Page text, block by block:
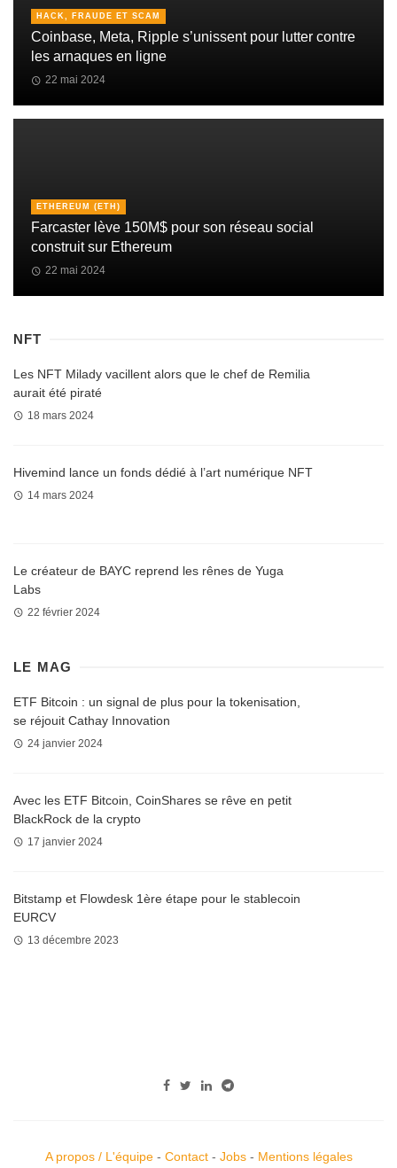
HACK, FRAUDE ET SCAM
Coinbase, Meta, Ripple s’unissent pour lutter contre
les arnaques en ligne
22 mai 2024
ETHEREUM (ETH)
Farcaster lève 150M$ pour son réseau social
construit sur Ethereum
22 mai 2024
NFT
Les NFT Milady vacillent alors que le chef de Remilia
aurait été piraté
18 mars 2024
Hivemind lance un fonds dédié à l’art numérique NFT
14 mars 2024
Le créateur de BAYC reprend les rênes de Yuga
Labs
22 février 2024
LE MAG
ETF Bitcoin : un signal de plus pour la tokenisation,
se réjouit Cathay Innovation
24 janvier 2024
Avec les ETF Bitcoin, CoinShares se rêve en petit
BlackRock de la crypto
17 janvier 2024
Bitstamp et Flowdesk 1ère étape pour le stablecoin
EURCV
13 décembre 2023
A propos / L'équipe- Contact- Jobs- Mentions légales